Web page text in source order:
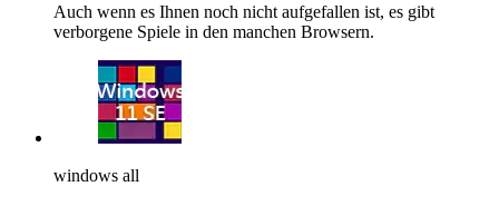
Auch wenn es Ihnen noch nicht aufgefallen ist, es gibt
verborgene Spiele in den manchen Browsern.
windows all